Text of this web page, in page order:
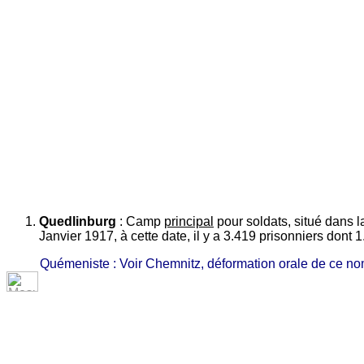
Quedlinburg : Camp principal pour soldats, situé dans
Janvier 1917, à cette date, il y a 3.419 prisonniers dont
Quémeniste : Voir Chemnitz, déformation orale de ce